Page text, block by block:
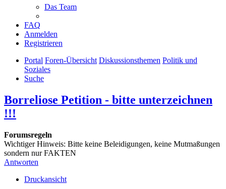
Das Team
FAQ
Anmelden
Registrieren
Portal Foren-Übersicht Diskussionsthemen Politik und
Soziales
Suche
Borreliose Petition - bitte unterzeichnen
!!!
Forumsregeln
Wichtiger Hinweis: Bitte keine Beleidigungen, keine Mutmaßungen
sondern nur FAKTEN
Antworten
Druckansicht